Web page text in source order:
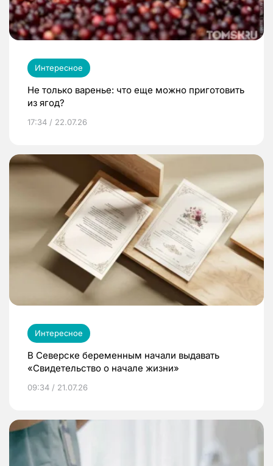
Интересное
Не только варенье: что еще можно приготовить
из ягод?
17:34 / 22.07.26
Интересное
В Северске беременным начали выдавать
«Свидетельство о начале жизни»
09:34 / 21.07.26